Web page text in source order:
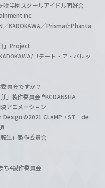
学園スクールアイドル同好会
Inc.
／KADOKAWA／Prisma☆Phanta
」Project
「デート・ア・バレッ
員会ですか？
製作委員会 ®KODANSHA
アニメーション
Design ©2021 CLAMP・ST de
生」製作委員会
ち4製作委員会